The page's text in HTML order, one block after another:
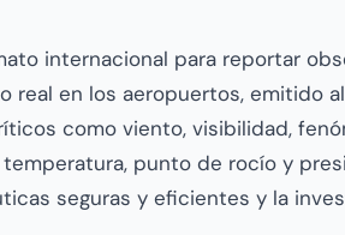
internacional para reportar
real en los aeropuertos, emitido
como viento, visibilidad,
punto de rocío y
seguras y eficientes y la